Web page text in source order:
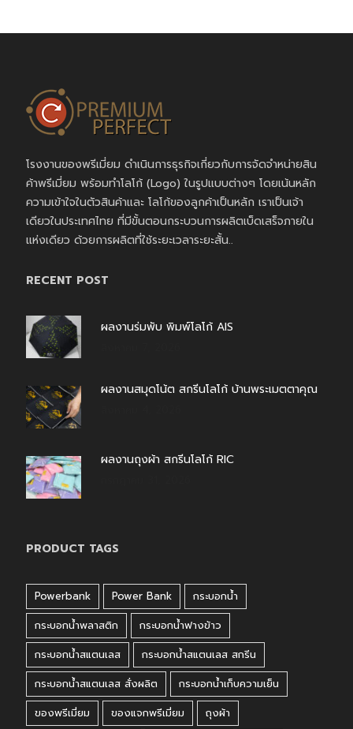
โรงงานของพรีเมี่ยม ดำเนินการธุรกิจเกี่ยวกับการจัดจำหน่ายสิน
ค้าพรีเมี่ยม พร้อมทำโลโก้ (Logo) ในรูปแบบต่างๆ โดยเน้นหลัก
ความเข้าใจในตัวสินค้าและ โลโก้ของลูกค้าเป็นหลัก เราเป็นเจ้า
เดียวในประเทศไทย ที่มีขั้นตอนกระบวนการผลิตเบ็ดเสร็จภายใน
แห่งเดียว ด้วยการผลิตที่ใช้ระยะเวลาระยะสั้น..
RECENT POST
ผลงานร่มพับ พิมพ์โลโก้ AIS
ผลงานสมุดโน้ต สกรีนโลโก้ บ้านพระเมตตาคุณ
ผลงานถุงผ้า สกรีนโลโก้ RIC
PRODUCT TAGS
Powerbank Power Bank
กระบอกน้ำ
กระบอกน้ำพลาสติก
กระบอกน้ำฟางข้าว
กระบอกน้ำสแตนเลส
กระบอกน้ำสแตนเลส สกรีน
กระบอกน้ำสแตนเลส สั่งผลิต
กระบอกน้ำเก็บความเย็น
ของพรีเมี่ยม
ของแจกพรีเมี่ยม
ถุงผ้า